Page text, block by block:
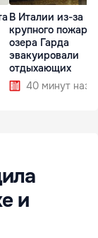
В Италии из-за
крупного пожара
озера Гарда
эвакуировали
отдыхающих
40 минут
и